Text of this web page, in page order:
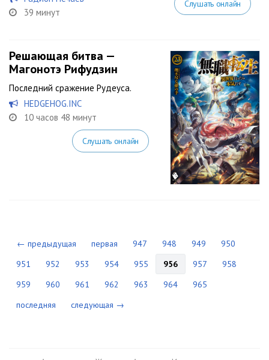
39 минут
Слушать онлайн
Решающая битва —
Магонотэ Рифудзин
Последний сражение Рудеуса.
HEDGEHOG.INC
10 часов 48 минут
Слушать онлайн
← предыдущая первая 947 948 949
950
951
952 953 954 955 956 957
958
959
960 961 962 963 964
965
последняя
следующая →